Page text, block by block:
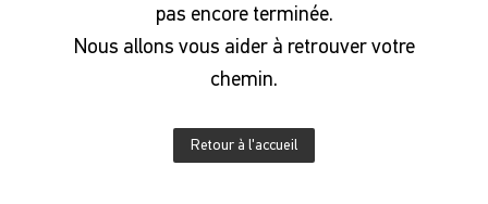
pas encore terminée.
Nous allons vous aider à retrouver votre
chemin.
Retour à l'accueil